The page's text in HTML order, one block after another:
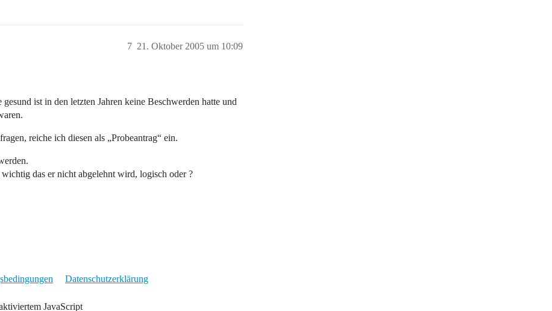
21. Oktober 2005 um 10:09
7
ist in den letzten Jahren keine Beschwerden hatte und
reiche ich diesen als „Probeantrag“ ein.
das er nicht abgelehnt wird, logisch oder ?
Datenschutzerklärung
JavaScript